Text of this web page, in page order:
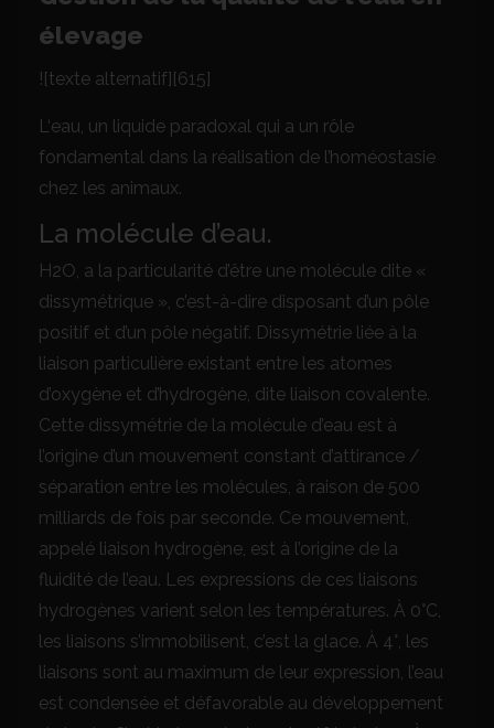
élevage
![texte alternatif][615]
L‘eau, un liquide paradoxal qui a un rôle
fondamental dans la réalisation de l’homéostasie
chez les animaux.
La molécule d’eau.
H2O, a la particularité d’être une molécule dite «
dissymétrique », c’est-à-dire disposant d’un pôle
positif et d’un pôle négatif. Dissymétrie liée à la
liaison particulière existant entre les atomes
d’oxygène et d’hydrogène, dite liaison covalente.
Cette dissymétrie de la molécule d’eau est à
l’origine d’un mouvement constant d’attirance /
séparation entre les molécules, à raison de 500
milliards de fois par seconde. Ce mouvement,
appelé liaison hydrogène, est à l’origine de la
fluidité de l’eau. Les expressions de ces liaisons
hydrogènes varient selon les températures. À 0°C,
les liaisons s’immobilisent, c’est la glace. À 4°, les
liaisons sont au maximum de leur expression, l’eau
est condensée et défavorable au développement